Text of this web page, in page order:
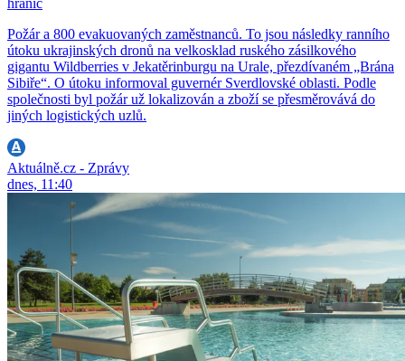
hranic
Požár a 800 evakuovaných zaměstnanců. To jsou následky ranního
útoku ukrajinských dronů na velkosklad ruského zásilkového
gigantu Wildberries v Jekatěrinburgu na Urale, přezdívaném „Brána
Sibiře“. O útoku informoval guvernér Sverdlovské oblasti. Podle
společnosti byl požár už lokalizován a zboží se přesměrovává do
jiných logistických uzlů.
Aktuálně.cz - Zprávy
dnes, 11:40